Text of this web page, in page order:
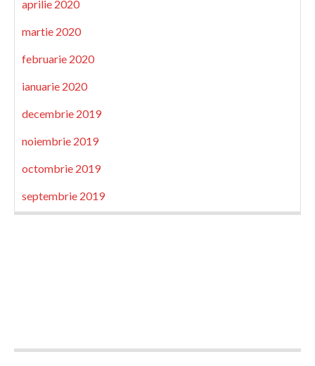
aprilie 2020
martie 2020
februarie 2020
ianuarie 2020
decembrie 2019
noiembrie 2019
octombrie 2019
septembrie 2019